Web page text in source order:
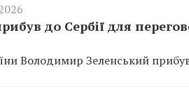
до Сербії для
Володимир Зеленський прибув